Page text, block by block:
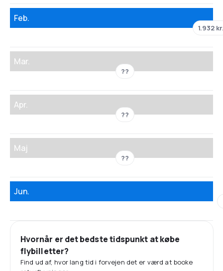
Feb.
1.932
Mar.
??
Apr.
??
Maj
??
Jun.
Hvornår er det bedste tidspunkt at købe
flybilletter?
Find ud af, hvor lang tid i forvejen det er værd at booke